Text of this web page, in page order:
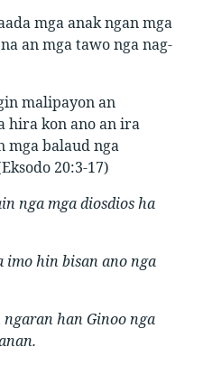
mga anak ngan mga
an mga tawo nga nag-
malipayon an
hira kon ano an ira
mga balaud nga
20:3-17)
nga mga diosdios ha
imo hin bisan ano nga
han Ginoo nga